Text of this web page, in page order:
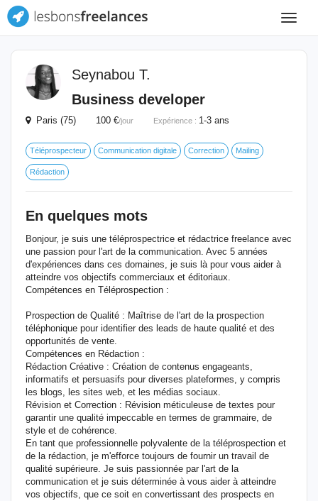
Toggle
Seynabou T.
Business developer
Paris (75) 100 €/jour Expérience : 1-3 ans
Téléprospecteur Communication digitale Correction Mailing
Rédaction
En quelques mots
Bonjour, je suis une téléprospectrice et rédactrice freelance avec
une passion pour l'art de la communication. Avec 5 années
d'expériences dans ces domaines, je suis là pour vous aider à
atteindre vos objectifs commerciaux et éditoriaux.
Compétences en Téléprospection :
Prospection de Qualité : Maîtrise de l'art de la prospection
téléphonique pour identifier des leads de haute qualité et des
opportunités de vente.
Compétences en Rédaction :
Rédaction Créative : Création de contenus engageants,
informatifs et persuasifs pour diverses plateformes, y compris
les blogs, les sites web, et les médias sociaux.
Révision et Correction : Révision méticuleuse de textes pour
garantir une qualité impeccable en termes de grammaire, de
style et de cohérence.
En tant que professionnelle polyvalente de la téléprospection et
de la rédaction, je m'efforce toujours de fournir un travail de
qualité supérieure. Je suis passionnée par l'art de la
communication et je suis déterminée à vous aider à atteindre
vos objectifs, que ce soit en convertissant des prospects en